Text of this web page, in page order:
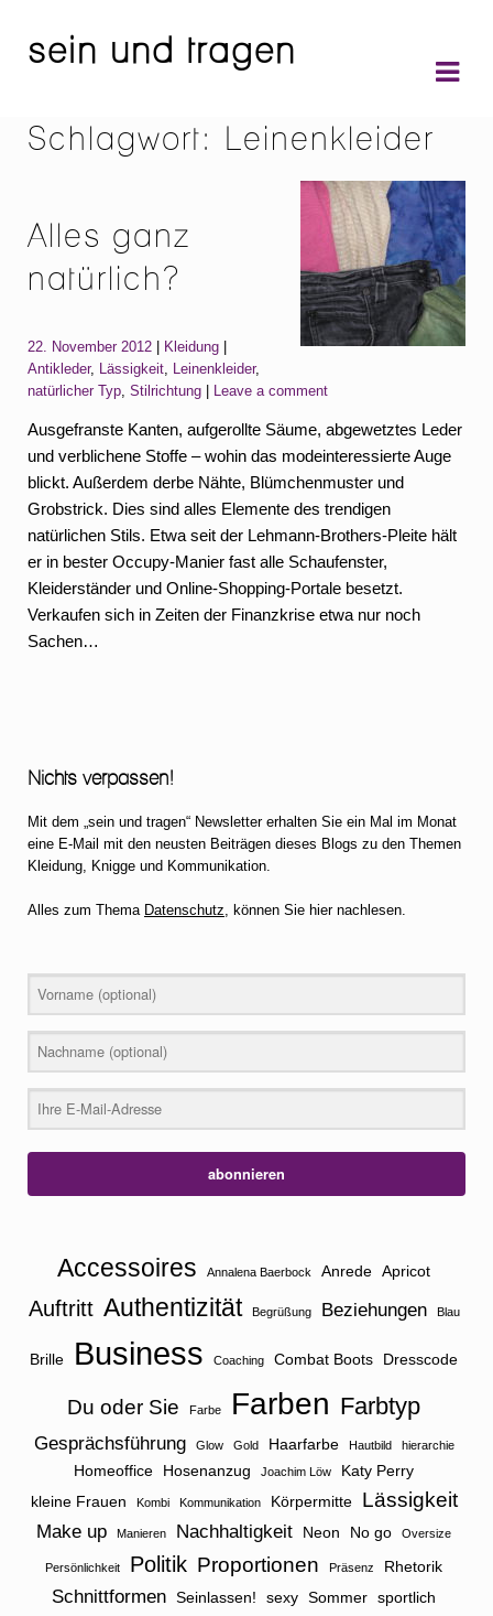
Skip
to
Skip
to
sein und tragen
Schlagwort: Leinenkleider
Alles ganz
natürlich?
22. November 2012 Categories:
Kleidung Tags:
Antikleder, Lässigkeit Leinenkleider,
natürlicher Typ Stilrichtung Leave a comment
Ausgefranste Kanten, aufgerollte Säume, abgewetztes Leder
und verblichene Stoffe – wohin das modeinteressierte Auge
blickt. Außerdem derbe Nähte, Blümchenmuster und
Grobstrick. Dies sind alles Elemente des trendigen
natürlichen Stils. Etwa seit der Lehmann-Brothers-Pleite hält
er in bester Occupy-Manier fast alle Schaufenster,
Kleiderständer und Online-Shopping-Portale besetzt.
Verkaufen sich in Zeiten der Finanzkrise etwa nur noch
Sachen…
Nichts verpassen!
Mit dem „sein und tragen“ Newsletter erhalten Sie ein Mal im Monat
eine E-Mail mit den neusten Beiträgen dieses Blogs zu den Themen
Kleidung, Knigge und Kommunikation.
Alles zum Thema Datenschutz, können Sie hier nachlesen.
abonnieren
Accessoires Annalena Baerbock Anrede Apricot
Auftritt Authentizität Begrüßung Beziehungen Blau
Brille Business Coaching Combat Boots Dresscode
Du oder Sie Farbe Farben Farbtyp
Gesprächsführung Glow Gold Haarfarbe Hautbild hierarchie
Homeoffice Hosenanzug Joachim Löw
Katy Perry
kleine Frauen
Kombi Kommunikation Körpermitte Lässigkeit
Make up Manieren Nachhaltigkeit Neon No go Oversize
Persönlichkeit Politik Proportionen Präsenz Rhetorik
Schnittformen Seinlassen! sexy Sommer sportlich